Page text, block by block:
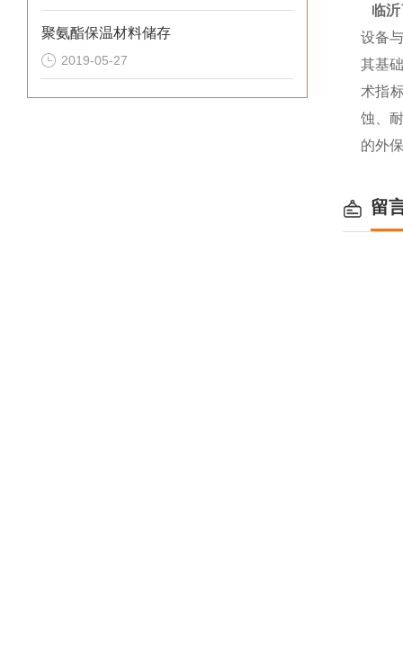
聚氨酯保温材料储存
2019-05-27
临
设备
其基
术指
蚀、
的外
留